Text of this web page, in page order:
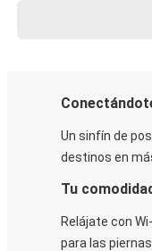
Un sinfín de
destinos en
Tu
Relájate con
para las